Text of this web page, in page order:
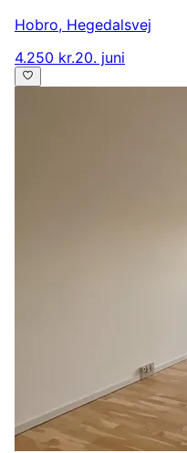
Hobro, Hegedalsvej
4.250 kr.20. juni